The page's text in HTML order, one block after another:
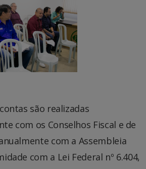
são realizadas
com os Conselhos Fiscal e de
com a Assembleia
com a Lei Federal nº 6.404,